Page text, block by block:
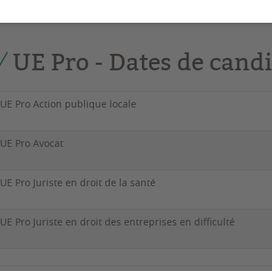
UE Pro - Dates de
UE Pro Action publique locale
UE Pro Avocat
UE Pro Juriste en droit de la santé
UE Pro Juriste en droit des entreprises en difficulté